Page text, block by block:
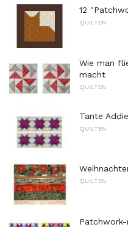
12
QUILTEN
Wie man
macht
QUILTEN
Tante
QUILTEN
QUILTEN